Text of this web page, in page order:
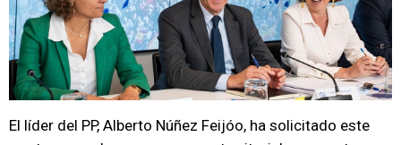
El líder del PP, Alberto Núñez Feijóo, ha solicitado este